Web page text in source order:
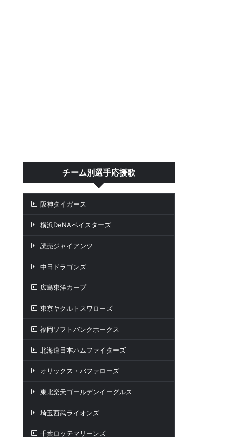
チーム別選手応援歌
阪神タイガース
横浜DeNAベイスターズ
読売ジャイアンツ
中日ドラゴンズ
広島東洋カープ
東京ヤクルトスワローズ
福岡ソフトバンクホークス
北海道日本ハムファイターズ
オリックス・バファローズ
東北楽天ゴールデンイーグルス
埼玉西武ライオンズ
千葉ロッテマリーンズ